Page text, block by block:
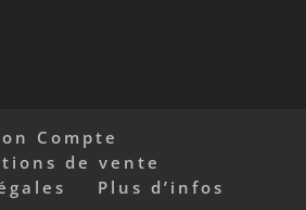
Compte
de vente
Plus d’infos